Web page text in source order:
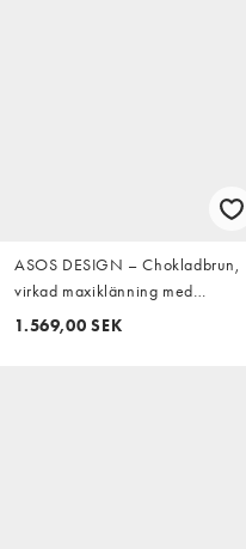
ASOS DESIGN – Chokladbrun,
virkad maxiklänning med
utsmyckning och hängande
1.569,00 SEK